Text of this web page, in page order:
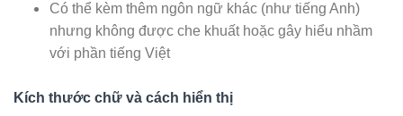
Có thể kèm thêm ngôn ngữ khác (như tiếng Anh)
nhưng không được che khuất hoặc gây hiểu nhầm
với phần tiếng Việt
Kích thước chữ và cách hiển thị